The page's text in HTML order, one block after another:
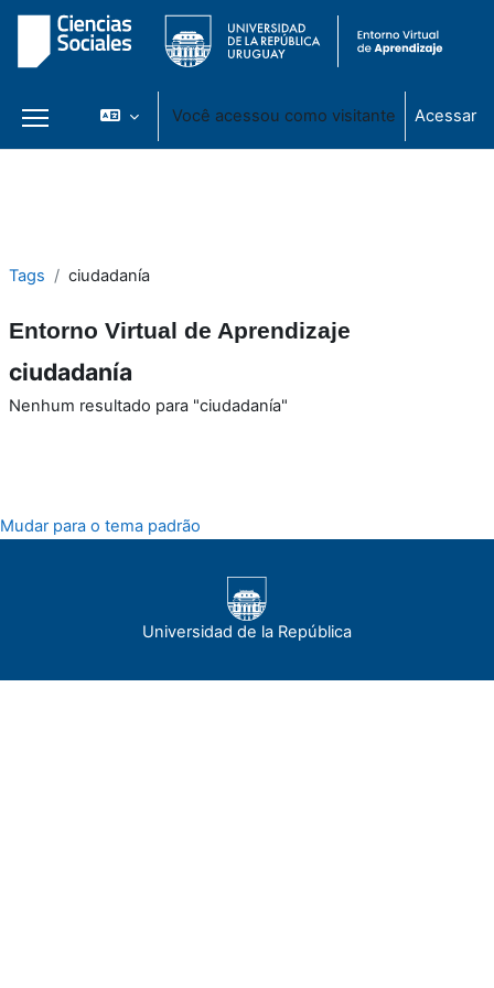
Painel lateral
Você acessou como visitante Acessar
Tags ciudadanía
Entorno Virtual de Aprendizaje
ciudadanía
Nenhum resultado para "ciudadanía"
Mudar para o tema padrão
Universidad de la República